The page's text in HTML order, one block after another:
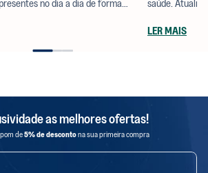
da positiv.a?
ao meio
LER MAIS
as melhores ofertas!
de5% de descontona sua primeira compra